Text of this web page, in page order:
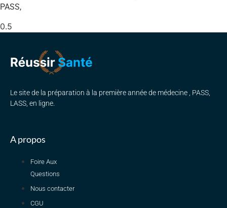
PASS,
Le site de la préparation à la première année de médecine , PASS,
LASS, en ligne.
A propos
Foire Aux
Questions
Nous contacter
CGU